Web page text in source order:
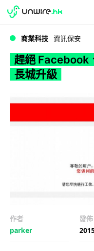
WWDC 2026
商業科技 資訊保安
趕絕 Facebook
長城升級
作者
parker
發